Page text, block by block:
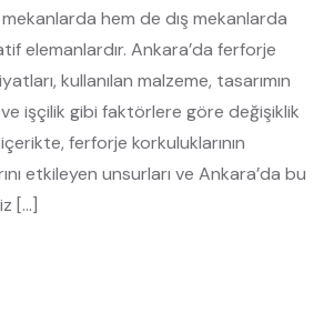
hem de dış mekanlarda
elemanlardır. Ankara’da ferforje
kullanılan malzeme, tasarımın
ve işçilik gibi faktörlere göre değişiklik
ferforje korkuluklarının
etkileyen unsurları ve Ankara’da bu
[…]